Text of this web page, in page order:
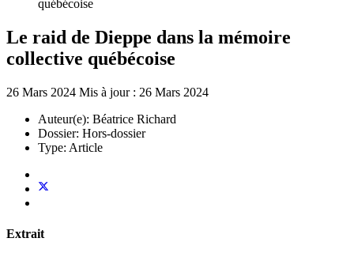
Le raid de Dieppe dans la mémoire
collective québécoise
26 Mars 2024 Mis à jour : 26 Mars 2024
Auteur(e): Béatrice Richard
Dossier: Hors-dossier
Type: Article
Extrait